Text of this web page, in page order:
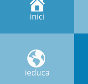
inici
ieduca